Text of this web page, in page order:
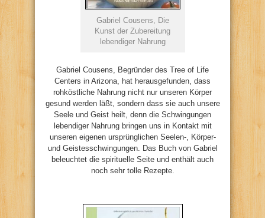
Gabriel Cousens, Die
Kunst der Zubereitung
lebendiger Nahrung
Gabriel Cousens, Begründer des Tree of Life
Centers in Arizona, hat herausgefunden, dass
rohköstliche Nahrung nicht nur unseren Körper
gesund werden läßt, sondern dass sie auch unsere
Seele und Geist heilt, denn die Schwingungen
lebendiger Nahrung bringen uns in Kontakt mit
unseren eigenen ursprünglichen Seelen-, Körper-
und Geistesschwingungen. Das Buch von Gabriel
beleuchtet die spirituelle Seite und enthält auch
noch sehr tolle Rezepte.